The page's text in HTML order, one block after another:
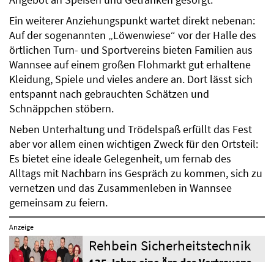
Ein weiterer Anziehungspunkt wartet direkt nebenan:
Auf der sogenannten „Löwenwiese“ vor der Halle des
örtlichen Turn- und Sportvereins bieten Familien aus
Wannsee auf einem großen Flohmarkt gut erhaltene
Kleidung, Spiele und vieles andere an. Dort lässt sich
entspannt nach gebrauchten Schätzen und
Schnäppchen stöbern.
Neben Unterhaltung und Trödelspaß erfüllt das Fest
aber vor allem einen wichtigen Zweck für den Ortsteil:
Es bietet eine ideale Gelegenheit, um fernab des
Alltags mit Nachbarn ins Gespräch zu kommen, sich zu
vernetzen und das Zusammenleben in Wannsee
gemeinsam zu feiern.
Anzeige
Rehbein Sicherheitstechnik